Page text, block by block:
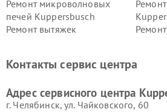
Ремонт микроволновых
печей Kuppersbusch
Ремонт вытяжек
Kuppersbusch
Ремонт сушильных машин
Контакты сервис центра
Адрес сервисного центра
г. Челябинск, ул. Чайковского, 60